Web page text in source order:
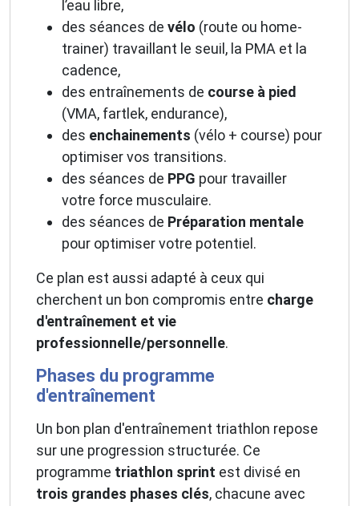
l’eau libre,
des séances de vélo (route ou home-
trainer) travaillant le seuil, la PMA et la
cadence,
des entraînements de course à pied
(VMA, fartlek, endurance),
des enchainements (vélo + course) pour
optimiser vos transitions.
des séances de PPG pour travailler
votre force musculaire.
des séances de Préparation mentale
pour optimiser votre potentiel.
Ce plan est aussi adapté à ceux qui
cherchent un bon compromis entre charge
d'entraînement et vie
professionnelle/personnelle.
Phases du programme
d'entraînement
Un bon plan d'entraînement triathlon repose
sur une progression structurée. Ce
programme triathlon sprint est divisé en
trois grandes phases clés, chacune avec